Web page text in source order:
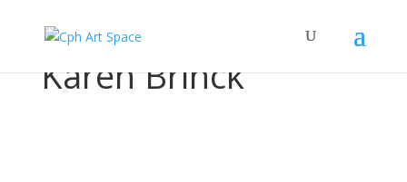
Karen Brinck